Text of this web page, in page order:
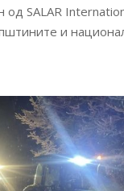
од SALAR
и